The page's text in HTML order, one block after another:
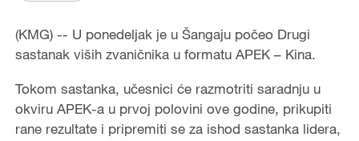
(KMG) -- U ponedeljak je u Šangaju počeo Drugi
sastanak viših zvaničnika u formatu APEK – Kina.
Tokom sastanka, učesnici će razmotriti saradnju u
okviru APEK-a u prvoj polovini ove godine, prikupiti
rane rezultate i pripremiti se za ishod sastanka lidera,